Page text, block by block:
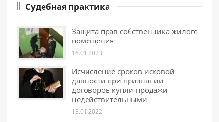
Судебная практика
Защита прав собственника жилого
помещения
16.01.2023
Исчисление сроков исковой
давности при признании
договоров купли-продажи
недействительными
13.01.2022